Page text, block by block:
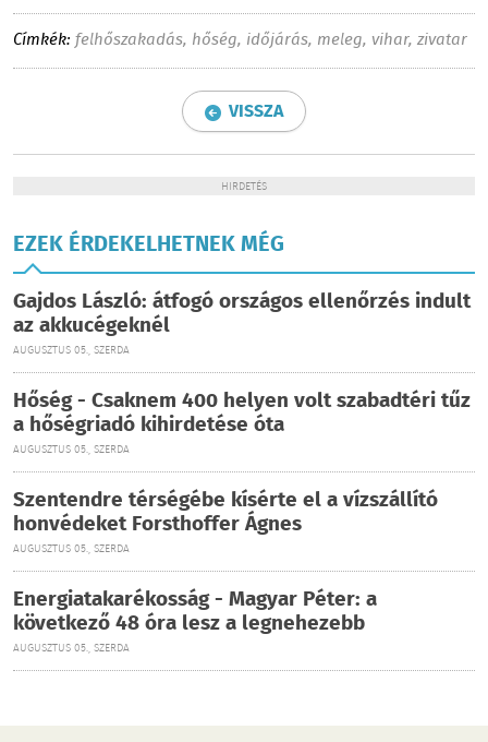
Címkék: felhőszakadás, hőség, időjárás, meleg, vihar, zivatar
VISSZA
HIRDETÉS
EZEK ÉRDEKELHETNEK MÉG
Gajdos László: átfogó országos ellenőrzés indult
az akkucégeknél
AUGUSZTUS 05., SZERDA
Hőség - Csaknem 400 helyen volt szabadtéri tűz
a hőségriadó kihirdetése óta
AUGUSZTUS 05., SZERDA
Szentendre térségébe kísérte el a vízszállító
honvédeket Forsthoffer Ágnes
AUGUSZTUS 05., SZERDA
Energiatakarékosság - Magyar Péter: a
következő 48 óra lesz a legnehezebb
AUGUSZTUS 05., SZERDA